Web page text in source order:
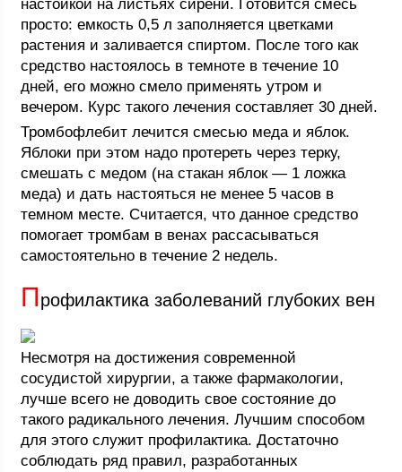
настойкой на листьях сирени. Готовится смесь
просто: емкость 0,5 л заполняется цветками
растения и заливается спиртом. После того как
средство настоялось в темноте в течение 10
дней, его можно смело применять утром и
вечером. Курс такого лечения составляет 30 дней.
Тромбофлебит лечится смесью меда и яблок.
Яблоки при этом надо протереть через терку,
смешать с медом (на стакан яблок — 1 ложка
меда) и дать настояться не менее 5 часов в
темном месте. Считается, что данное средство
помогает тромбам в венах рассасываться
самостоятельно в течение 2 недель.
Профилактика заболеваний глубоких вен
Несмотря на достижения современной
сосудистой хирургии, а также фармакологии,
лучше всего не доводить свое состояние до
такого радикального лечения. Лучшим способом
для этого служит профилактика. Достаточно
соблюдать ряд правил, разработанных